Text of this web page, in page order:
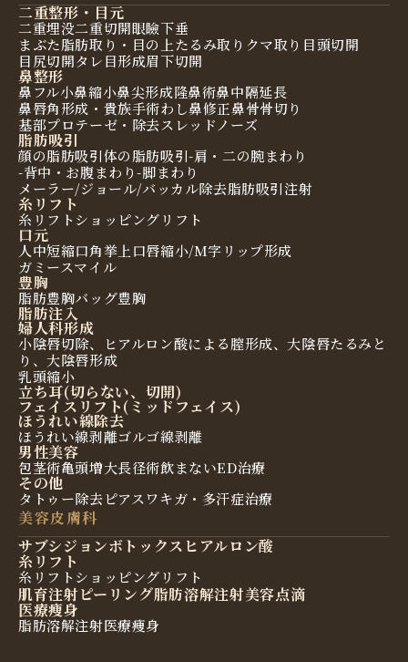
二重整形・目元
二重埋没二重切開眼瞼下垂
まぶた脂肪取り・目の上たるみ取り クマ取り 目頭切開
目尻切開タレ目形成眉下切開
鼻整形
鼻フル小鼻縮小鼻尖形成隆鼻術鼻中隔延長
鼻唇角形成・貴族手術わし鼻修正鼻骨骨切り
基部プロテーゼ・除去スレッドノーズ
脂肪吸引
顔の脂肪吸引体の脂肪吸引-肩・二の腕まわり
-背中・お腹まわり-脚まわり
メーラー/ジョール/バッカル除去脂肪吸引注射
糸リフト
糸リフト ショッピングリフト
口元
人中短縮口角挙上口唇縮小/M字リップ形成
ガミースマイル
豊胸
脂肪豊胸バッグ豊胸
脂肪注入
婦人科形成
小陰唇切除、ヒアルロン酸による膣形成、大陰唇たるみと
り、大陰唇形成
乳頭縮小
立ち耳(切らない、切開)
フェイスリフト(ミッドフェイス)
ほうれい線除去
ほうれい線剥離ゴルゴ線剥離
男性美容
包茎術亀頭増大長径術飲まないED治療
その他
タトゥー除去ピアスワキガ・多汗症治療
美容皮膚科
サブシジョンボトックス ヒアルロン酸
糸リフト
糸リフト ショッピングリフト
肌育注射ピーリング脂肪溶解注射美容点滴
医療痩身
脂肪溶解注射医療痩身